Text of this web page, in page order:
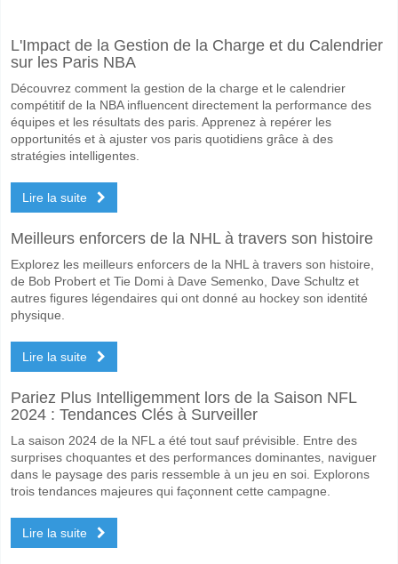
Le match entre Mes Shahr-e Babak v Besat Kermanshah 15 June
Mes Shahr-e Babak pour le Gagnant du match, avec une probabilité
Les deux équipes marqueront-elles dans le match
Non pour Les Deux Équipes Marquent, avec un pourcentage de 60%.
Quel sera le résultat correct attendu entre Mes Shahr-
L'Impact de la Gestion de la Charge et du Calendrier
sur les Paris NBA
Découvrez comment la gestion de la charge et le calendrier
compétitif de la NBA influencent directement la performance des
équipes et les résultats des paris. Apprenez à repérer les
opportunités et à ajuster vos paris quotidiens grâce à des
stratégies intelligentes.
Lire la suite
Meilleurs enforcers de la NHL à travers son histoire
Explorez les meilleurs enforcers de la NHL à travers son histoire,
de Bob Probert et Tie Domi à Dave Semenko, Dave Schultz et
autres figures légendaires qui ont donné au hockey son identité
physique.
Lire la suite
Pariez Plus Intelligemment lors de la Saison NFL
2024 : Tendances Clés à Surveiller
La saison 2024 de la NFL a été tout sauf prévisible. Entre des
surprises choquantes et des performances dominantes, naviguer
dans le paysage des paris ressemble à un jeu en soi. Explorons
trois tendances majeures qui façonnent cette campagne.
Lire la suite